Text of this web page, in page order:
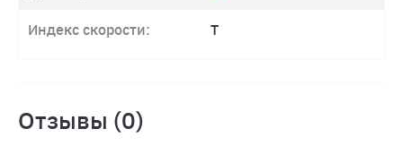
Индекс скорости: T
Отзывы (0)